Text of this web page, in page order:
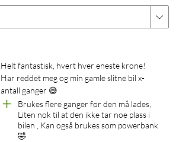
det skulle
Helt fantastisk, hvert hver eneste krone!
Har reddet meg og min gamle slitne bil x-
antall ganger 😅
Brukes flere ganger før den må lades,
Liten nok til at den ikke tar noe plass i
bilen , Kan også brukes som powerbank
🤣